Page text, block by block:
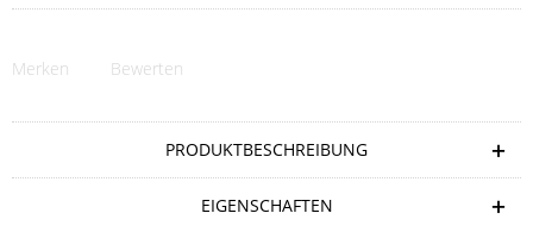
Merken Bewerten
PRODUKTBESCHREIBUNG
EIGENSCHAFTEN